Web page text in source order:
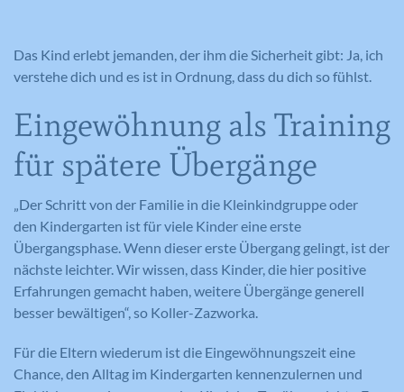
Das Kind erlebt jemanden, der ihm die Sicherheit gibt: Ja, ich
verstehe dich und es ist in Ordnung, dass du dich so fühlst.
Eingewöhnung als Training
für spätere Übergänge
„Der Schritt von der Familie in die Kleinkindgruppe oder
den Kindergarten ist für viele Kinder eine erste
Übergangsphase. Wenn dieser erste Übergang gelingt, ist der
nächste leichter. Wir wissen, dass Kinder, die hier positive
Erfahrungen gemacht haben, weitere Übergänge generell
besser bewältigen“, so Koller-Zazworka.
Für die Eltern wiederum ist die Eingewöhnungszeit eine
Chance, den Alltag im Kindergarten kennenzulernen und